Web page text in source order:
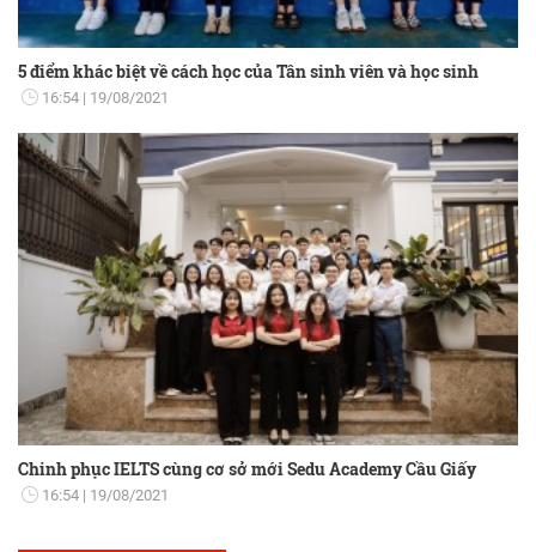
5 điểm khác biệt về cách học của Tân sinh viên và học sinh
16:54 19/08/2021
Chinh phục IELTS cùng cơ sở mới Sedu Academy Cầu Giấy
16:54 19/08/2021